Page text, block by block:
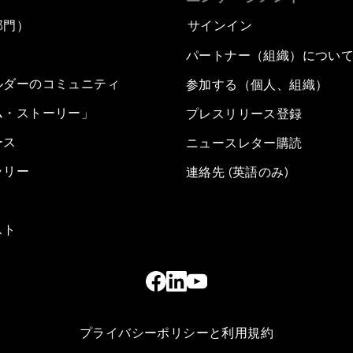
）
ーのコミュニティ
ストーリー」
リー
サインイン
パートナー（組織）につい
参加する（個人、組織）
プレスリリース登録
ニュースレター購読
連絡先 (英語のみ)
プライバシーポリシーと利用規約